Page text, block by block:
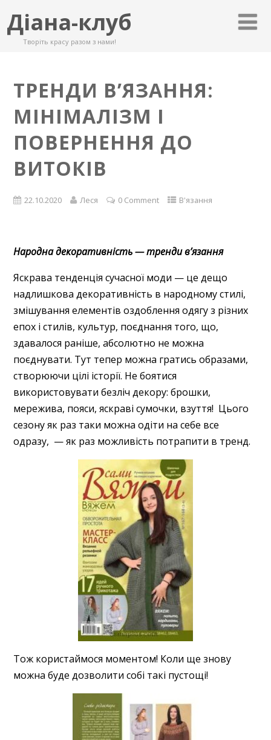
Діана-клуб
Творіть красу разом з нами!
ТРЕНДИ В’ЯЗАННЯ:
МІНІМАЛІЗМ І
ПОВЕРНЕННЯ ДО
ВИТОКІВ
22.10.2020 Леся 0 Comment В'язання
Народна декоративність — тренди в’язання
Яскрава тенденція сучасної моди — це дещо
надлишкова декоративність в народному стилі,
змішування елементів оздоблення одягу з різних
епох і стилів, культур, поєднання того, що,
здавалося раніше, абсолютно не можна
поєднувати. Тут тепер можна гратись образами,
створюючи цілі історії. Не боятися
використовувати безліч декору: брошки,
мережива, пояси, яскраві сумочки, взуття! Цього
сезону як раз таки можна одіти на себе все
одразу, — як раз можливість потрапити в тренд.
Тож користаймося моментом! Коли ще знову
можна буде дозволити собі такі пустощі!